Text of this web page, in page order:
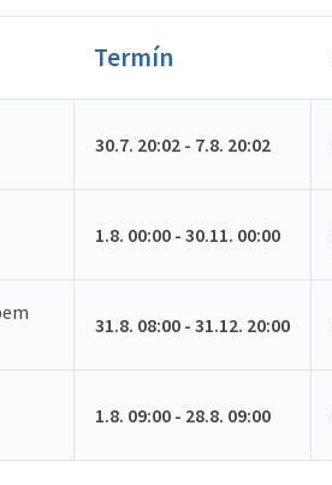
Termín
30.7. 20:02 - 7.8. 20:02
1.8. 00:00 - 30.11. 00:00
31.8. 08:00 - 31.12. 20:00
1.8. 09:00 - 28.8. 09:00